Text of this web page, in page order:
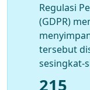
Regulasi
(GDPR)
tersebut
sesingkat-
215